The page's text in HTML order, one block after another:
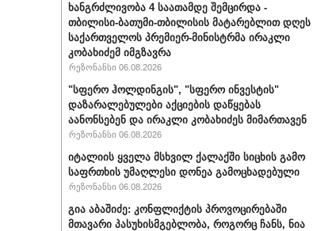
ხანგრძლივობა 4 საათამდე შემცირდა -
თბილისი-ბათუმი-თბილისის მატარებლით დღეს
საქართველოს პრემიერ-მინისტრმა ირაკლი
კობახიძემ იმგზავრა
რეზონანსი 06.08.2026
"სფერო ჰოლდინგის", "სფერო ინვესტის"
დაზარალებულები აქციების დაწყებას
აანონსებენ და ირაკლი კობახიძეს მიმართავენ
რეზონანსი 06.08.2026
იტალიის ყველა მსხვილ ქალაქში სიცხის გამო
საფრთხის უმაღლესი დონეა გამოცხადებული
რეზონანსი 06.08.2026
გია აბაშიძე: კონფლიქტის პროვოცირებაში
მთავარი პასუხისმგებლობა, როგორც ჩანს, ნია